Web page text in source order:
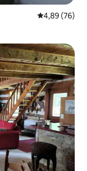
Średnia
4,89 (76)